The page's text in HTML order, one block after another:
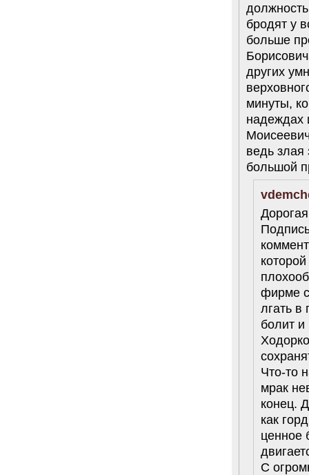
бродят у
больше
других
минуты,
надеждах
ведь злая
большой
фирме
лгать в
болит и
Что-то
мрак
конец.
как
ценное
С